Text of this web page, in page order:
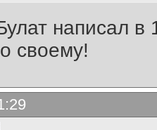
написал в
своему!